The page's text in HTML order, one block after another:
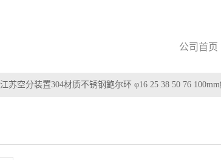
公司首页
江苏空分装置304材质不锈钢鲍尔环 φ16 25 38 50 76